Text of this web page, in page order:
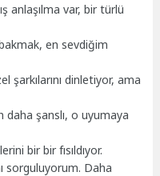
anlaşılma var, bir türlü
en sevdiğim
şarkılarını dinletiyor, ama
şanslı, o uyumaya
bir bir fısıldıyor.
sorguluyorum. Daha